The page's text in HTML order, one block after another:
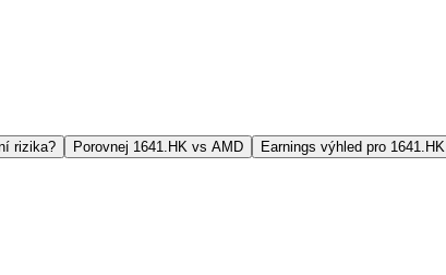
rizika? Porovnej 1641.HK vs AMD Earnings výhled pro 1641.HK